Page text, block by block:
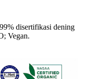
disertifikasi dening
Vegan.